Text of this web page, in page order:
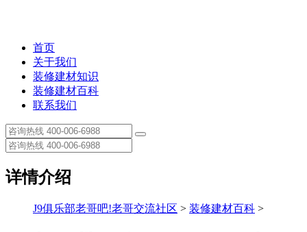
首页
关于我们
装修建材知识
装修建材百科
联系我们
详情介绍
J9俱乐部老哥吧!老哥交流社区 > 装修建材百科 >